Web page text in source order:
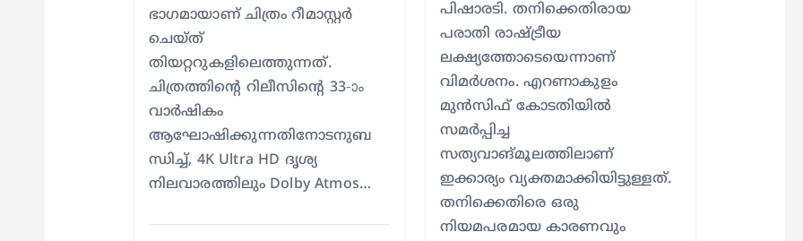
ഭാഗമായാണ് ചിത്രം റീമാസ്റ്റർ
ചെയ്ത്
തിയറ്ററുകളിലെത്തുന്നത്.
ചിത്രത്തിന്റെ റിലീസിന്റെ 33-ാം
വാർഷികം
ആഘോഷിക്കുന്നതിനോടനുബ
ന്ധിച്ച്, 4K Ultra HD ദൃശ്യ
നിലവാരത്തിലും Dolby Atmos…
പിഷാരടി. തനിക്കെതിരായ
പരാതി രാഷ്ട്രീയ
ലക്ഷ്യത്തോടെയെന്നാണ്
വിമര്‍ശനം. എറണാകുളം
മുന്‍സിഫ് കോടതിയില്‍
സമര്‍പ്പിച്ച
സത്യവാങ്മൂലത്തിലാണ്
ഇക്കാര്യം വ്യക്തമാക്കിയിട്ടുള്ളത്.
തനിക്കെതിരെ ഒരു
നിയമപരമായ കാരണവും